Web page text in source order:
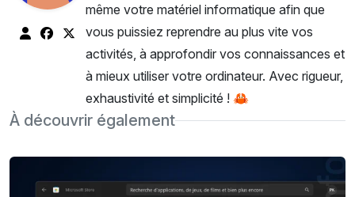
même votre matériel informatique afin que
vous puissiez reprendre au plus vite vos
activités, à approfondir vos connaissances et
à mieux utiliser votre ordinateur. Avec rigueur,
exhaustivité et simplicité ! 🦀
À découvrir également